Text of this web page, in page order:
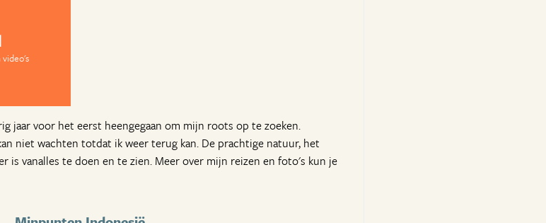
jaar voor het eerst heengegaan om mijn roots op te zoeken.
niet wachten totdat ik weer terug kan. De prachtige natuur, het
is vanalles te doen en te zien. Meer over mijn reizen en foto's kun je